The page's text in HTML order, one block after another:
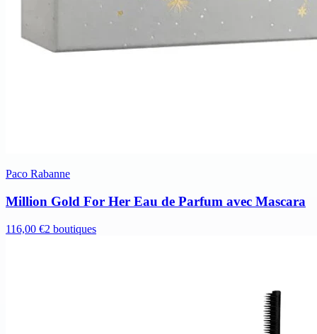
Paco Rabanne
Million Gold For Her Eau de Parfum avec Mascara
116,00 €2 boutiques